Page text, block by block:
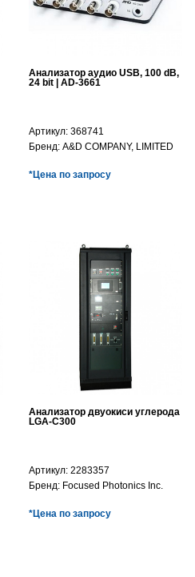
Анализатор аудио USB, 100 dB,
24 bit | AD-3661
Артикул: 368741
Бренд: A&D COMPANY, LIMITED
*Цена по запросу
Анализатор двуокиси углерода
LGA-C300
Артикул: 2283357
Бренд: Focused Photonics Inc.
*Цена по запросу